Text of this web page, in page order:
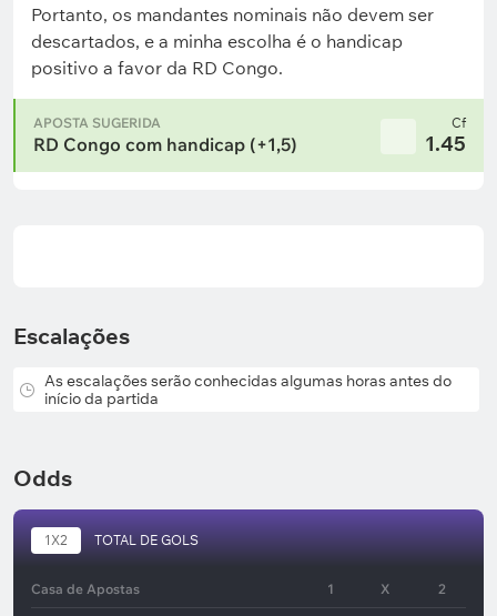
Portanto, os mandantes nominais não devem ser
descartados, e a minha escolha é o handicap
positivo a favor da RD Congo.
APOSTA SUGERIDA
RD Congo com handicap (+1,5)
Cf
1.45
Escalações
As escalações serão conhecidas algumas horas antes do
início da partida
Odds
1X2 TOTAL DE GOLS
Casa de Apostas 1 X 2